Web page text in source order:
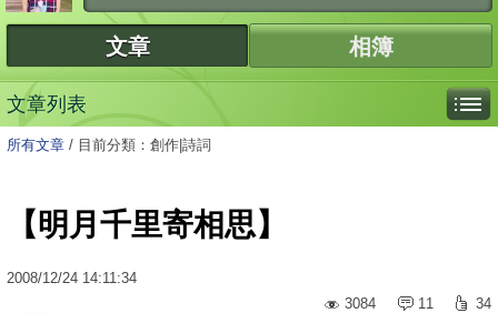
文章 相簿
文章列表
所有文章 / 目前分類：創作|詩詞
【明月千里寄相思】
2008/12/24 14:11:34
3084
11 34